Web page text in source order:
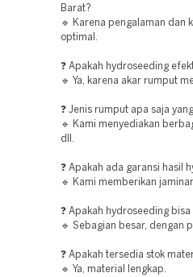
Barat?
🔹 Karena pengalaman dan
optimal.
❓ Apakah hydroseeding
🔹 Ya, karena akar rumput
❓ Jenis rumput apa saja
🔹 Kami menyediakan
dll.
❓ Apakah ada garansi hasil
🔹 Kami memberikan
❓ Apakah hydroseeding
🔹 Sebagian besar, dengan
❓ Apakah tersedia stok
🔹 Ya, material lengkap.